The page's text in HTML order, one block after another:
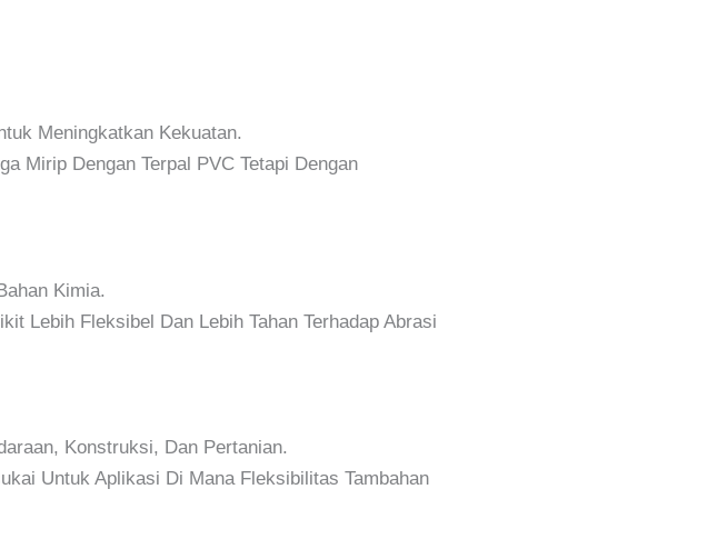
Meningkatkan Kekuatan.
Mirip Dengan Terpal PVC Tetapi Dengan
Kimia.
Lebih Fleksibel Dan Lebih Tahan Terhadap Abrasi
Konstruksi, Dan Pertanian.
Untuk Aplikasi Di Mana Fleksibilitas Tambahan